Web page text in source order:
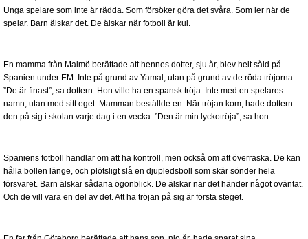
Unga spelare som inte är rädda. Som försöker göra det svåra. Som ler när de
spelar. Barn älskar det. De älskar när fotboll är kul.
En mamma från Malmö berättade att hennes dotter, sju år, blev helt såld på
Spanien under EM. Inte på grund av Yamal, utan på grund av de röda tröjorna.
”De är finast”, sa dottern. Hon ville ha en spansk tröja. Inte med en spelares
namn, utan med sitt eget. Mamman beställde en. När tröjan kom, hade dottern
den på sig i skolan varje dag i en vecka. ”Den är min lyckotröja”, sa hon.
Spaniens fotboll handlar om att ha kontroll, men också om att överraska. De kan
hålla bollen länge, och plötsligt slå en djupledsboll som skär sönder hela
försvaret. Barn älskar sådana ögonblick. De älskar när det händer något oväntat.
Och de vill vara en del av det. Att ha tröjan på sig är första steget.